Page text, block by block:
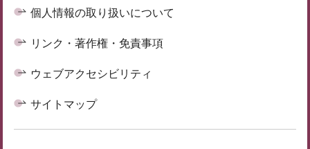
個人情報の取り扱いについて
リンク・著作権・免責事項
ウェブアクセシビリティ
サイトマップ